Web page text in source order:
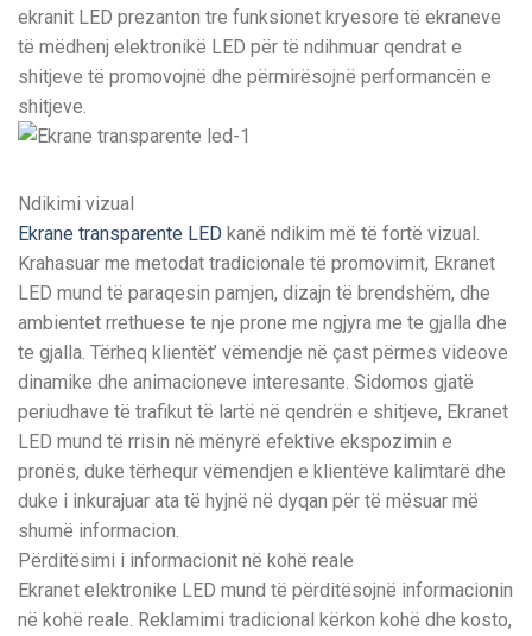
ekranit LED prezanton tre funksionet kryesore të ekraneve
të mëdhenj elektronikë LED për të ndihmuar qendrat e
shitjeve të promovojnë dhe përmirësojnë performancën e
shitjeve.
Ndikimi vizual
Ekrane transparente LED kanë ndikim më të fortë vizual.
Krahasuar me metodat tradicionale të promovimit, Ekranet
LED mund të paraqesin pamjen, dizajn të brendshëm, dhe
ambientet rrethuese te nje prone me ngjyra me te gjalla dhe
te gjalla. Tërheq klientët’ vëmendje në çast përmes videove
dinamike dhe animacioneve interesante. Sidomos gjatë
periudhave të trafikut të lartë në qendrën e shitjeve, Ekranet
LED mund të rrisin në mënyrë efektive ekspozimin e
pronës, duke tërhequr vëmendjen e klientëve kalimtarë dhe
duke i inkurajuar ata të hyjnë në dyqan për të mësuar më
shumë informacion.
Përditësimi i informacionit në kohë reale
Ekranet elektronike LED mund të përditësojnë informacionin
në kohë reale. Reklamimi tradicional kërkon kohë dhe kosto,